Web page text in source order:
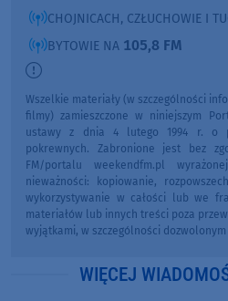
CHOJNICACH, CZŁUCHOWIE I
BYTOWIE NA 105,8 FM
Wszelkie materiały (w szczególności
filmy) zamieszczone w niniejszym
ustawy z dnia 4 lutego 1994 r. o
pokrewnych. Zabronione jest bez
FM/portalu weekendfm.pl
nieważności: kopiowanie,
wykorzystywanie w całości lub we
materiałów lub innych treści poza
wyjątkami, w szczególności
WIĘCEJ